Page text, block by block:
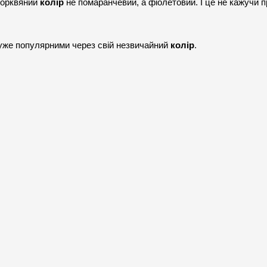
колір не помаранчевий, а фіолетовий. І це не кажучи
популярними через свій незвичайний колір.